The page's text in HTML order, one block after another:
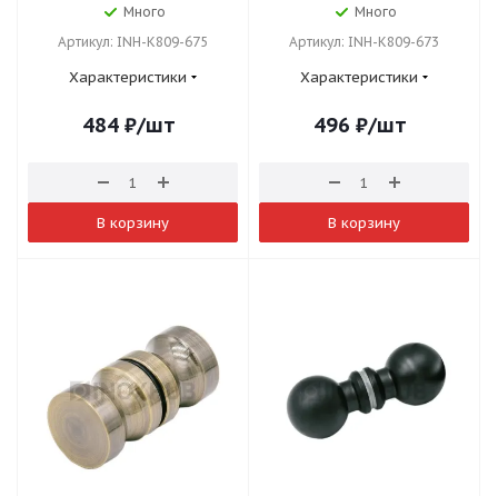
Много
Артикул: INH-K809-675
Характеристики
484 ₽/шт
В корзину
Много
Артикул: INH-K809-673
Характеристики
496 ₽/шт
В корзину